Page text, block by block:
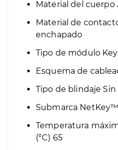
Material del cuerpo
Material de
enchapado
Tipo de módulo
Esquema de
Tipo de blindaje
Submarca NetKey™
Temperatura
(°C) 65